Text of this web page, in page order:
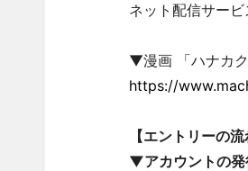
ネット配信サー
▼漫画 「ハナカ
https://
【エントリーの流
▼アカウントの発